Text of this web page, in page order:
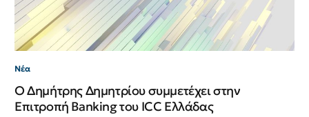
Νέα
Ο Δημήτρης Δημητρίου συμμετέχει στην
Επιτροπή Banking του ICC Ελλάδας